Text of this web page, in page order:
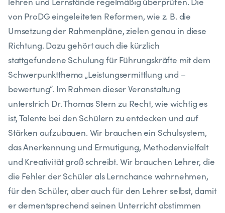
von ProDG eingeleiteten Reformen, wie z. B. die
Umsetzung der Rahmenpläne, zielen genau in diese
Richtung. Dazu gehört auch die kürzlich
stattgefundene Schulung für Führungskräfte mit dem
Schwerpunktthema „Leistungsermittlung und –
bewertung“. Im Rahmen dieser Veranstaltung
unterstrich Dr. Thomas Stern zu Recht, wie wichtig es
ist, Talente bei den Schülern zu entdecken und auf
Stärken aufzubauen. Wir brauchen ein Schulsystem,
das Anerkennung und Ermutigung, Methodenvielfalt
und Kreativität groß schreibt. Wir brauchen Lehrer, die
die Fehler der Schüler als Lernchance wahrnehmen,
für den Schüler, aber auch für den Lehrer selbst, damit
er dementsprechend seinen Unterricht abstimmen